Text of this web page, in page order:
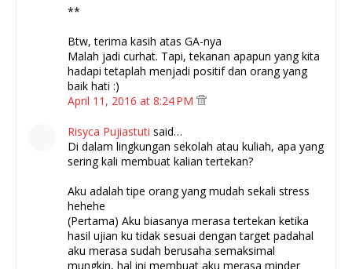
**
Btw, terima kasih atas GA-nya
Malah jadi curhat. Tapi, tekanan apapun yang kita
hadapi tetaplah menjadi positif dan orang yang
baik hati :)
April 11, 2016 at 8:24 PM
Risyca Pujiastuti said…
Di dalam lingkungan sekolah atau kuliah, apa yang
sering kali membuat kalian tertekan?
Aku adalah tipe orang yang mudah sekali stress
hehehe
(Pertama) Aku biasanya merasa tertekan ketika
hasil ujian ku tidak sesuai dengan target padahal
aku merasa sudah berusaha semaksimal
mungkin, hal ini membuat aku merasa minder